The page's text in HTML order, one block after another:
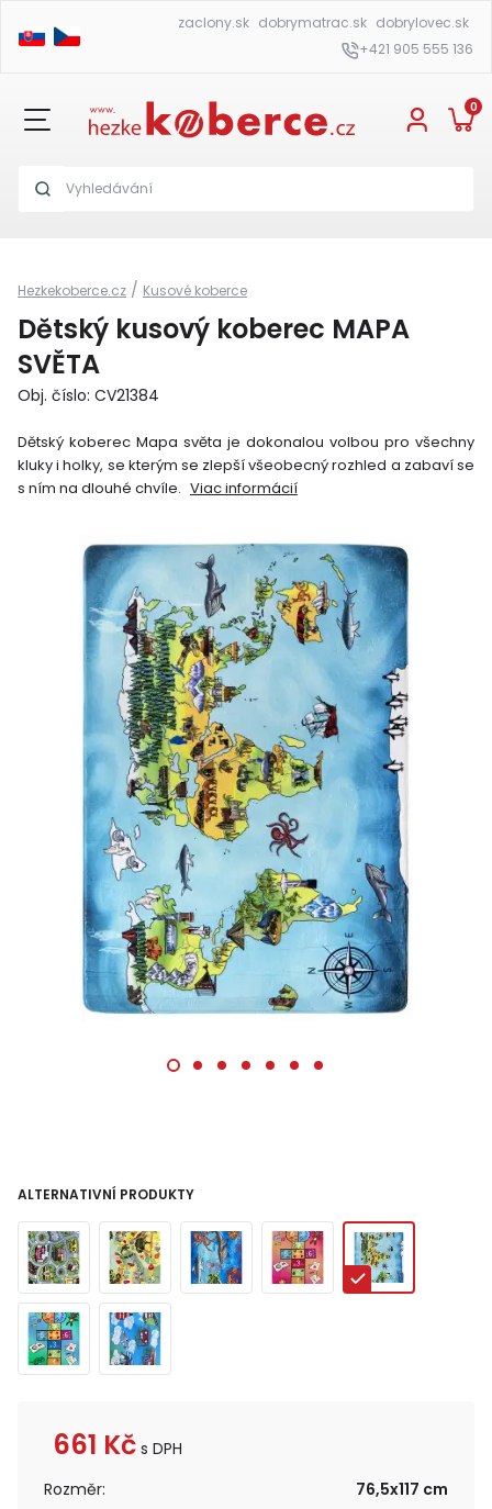
zaclony.sk dobrymatrac.sk dobrylovec.sk
+421 905 555 136
0
Hezkekoberce.cz / Kusové koberce
Dětský kusový koberec MAPA
SVĚTA
Obj. číslo: CV21384
Dětský koberec Mapa světa je dokonalou volbou pro všechny
kluky i holky, se kterým se zlepší všeobecný rozhled a zabaví se
s ním na dlouhé chvíle. Viac informácií
ALTERNATIVNÍ PRODUKTY
661 Kč s DPH
Rozměr:
76,5x117 cm